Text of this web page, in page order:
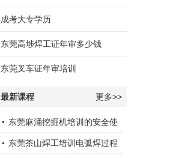
成考大专学历
东莞高埗焊工证年审多少钱
东莞叉车证年审培训
最新课程 更多>>
东莞麻涌挖掘机培训的安全使
用
东莞茶山焊工培训电弧焊过程